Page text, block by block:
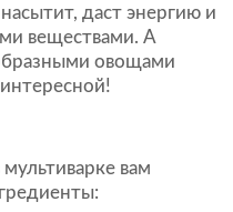
даст энергию и
веществами. А
овощами
вам